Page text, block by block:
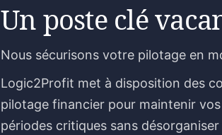
Un poste clé
Nous sécurisons votre pilotage en
Logic2Profit met à disposition des
pilotage financier pour maintenir
périodes critiques sans